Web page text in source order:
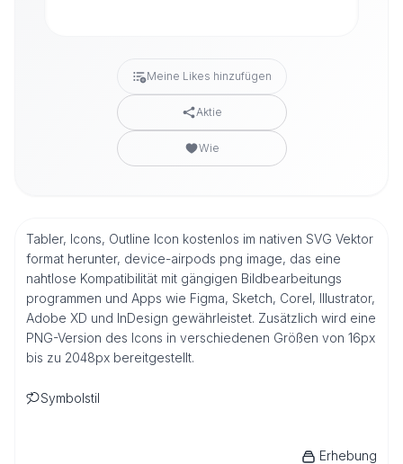
Meine Likes hinzufügen
Aktie
Wie
Tabler, Icons, Outline Icon kostenlos im nativen SVG Vektor
format herunter, device-airpods png image, das eine
nahtlose Kompatibilität mit gängigen Bildbearbeitungs
programmen und Apps wie Figma, Sketch, Corel, Illustrator,
Adobe XD und InDesign gewährleistet. Zusätzlich wird eine
PNG-Version des Icons in verschiedenen Größen von 16px
bis zu 2048px bereitgestellt.
Symbolstil
Erhebung